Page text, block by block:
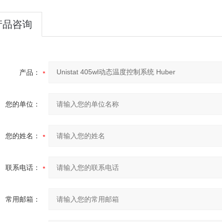
品咨询
产品：
您的单位：
您的姓名：
联系电话：
常用邮箱：